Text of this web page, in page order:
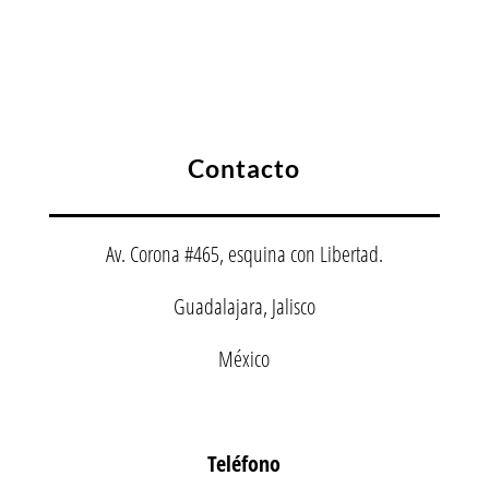
Contacto
Av. Corona #465, esquina con Libertad.
Guadalajara, Jalisco
México
Teléfono